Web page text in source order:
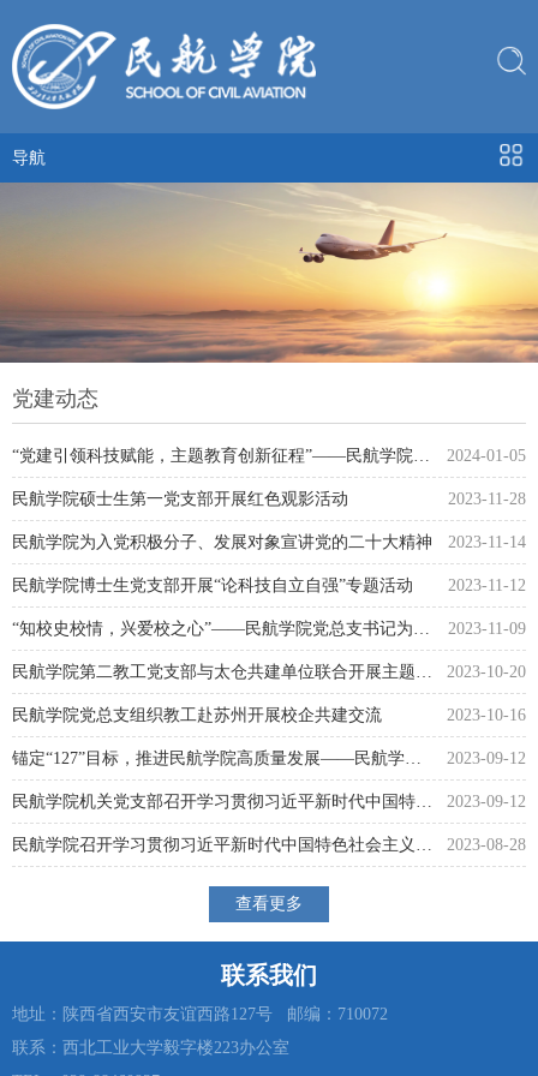
导航
党建动态
2024-01-05
“党建引领科技赋能，主题教育创新征程”——民航学院第二教...
2023-11-28
民航学院硕士生第一党支部开展红色观影活动
2023-11-14
民航学院为入党积极分子、发展对象宣讲党的二十大精神
2023-11-12
民航学院博士生党支部开展“论科技自立自强”专题活动
2023-11-09
“知校史校情，兴爱校之心”——民航学院党总支书记为入党积...
2023-10-20
民航学院第二教工党支部与太仓共建单位联合开展主题党日活动
2023-10-16
民航学院党总支组织教工赴苏州开展校企共建交流
2023-09-12
锚定“127”目标，推进民航学院高质量发展——民航学院党总支...
2023-09-12
民航学院机关党支部召开学习贯彻习近平新时代中国特色社会主...
2023-08-28
民航学院召开学习贯彻习近平新时代中国特色社会主义思想主题...
查看更多
联系我们
地址：陕西省西安市友谊西路127号 邮编：710072
联系：西北工业大学毅字楼223办公室